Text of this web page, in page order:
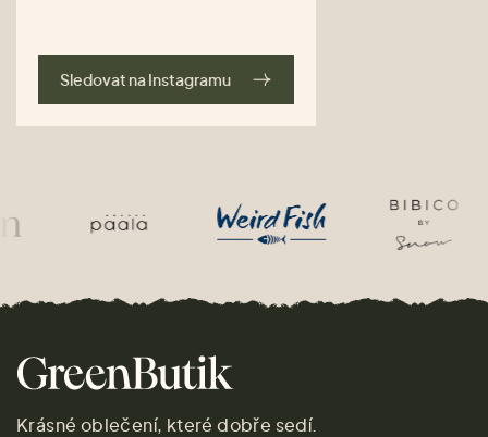
Sledovat na Instagramu
Krásné oblečení, které dobře sedí.